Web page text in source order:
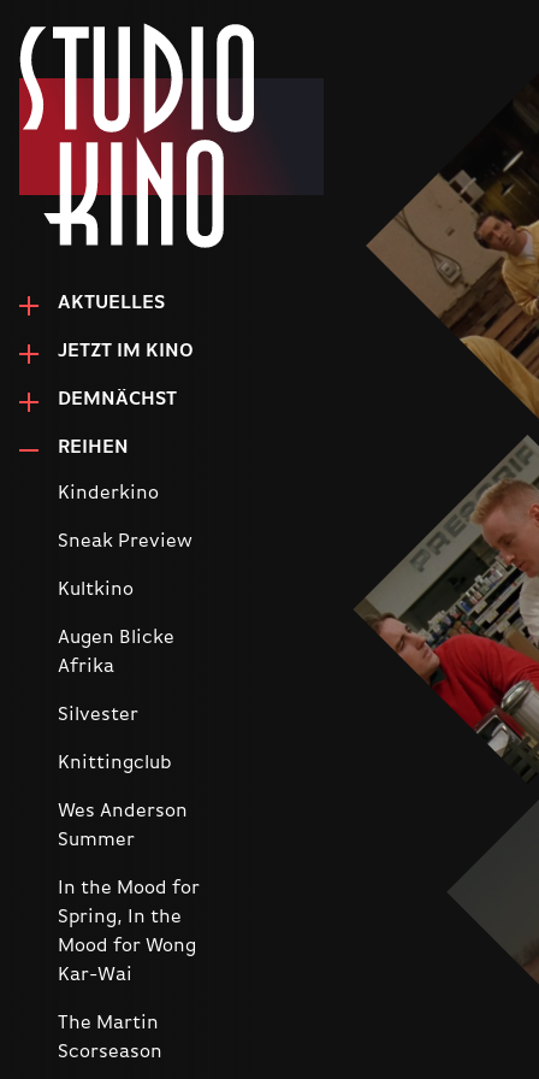
AKTUELLES
JETZT IM KINO
DEMNÄCHST
REIHEN
Kinderkino
Sneak Preview
Kultkino
Augen Blicke
Afrika
Silvester
Knittingclub
Wes Anderson
Summer
In the Mood for
Spring, In the
Mood for Wong
Kar-Wai
The Martin
Scorseason